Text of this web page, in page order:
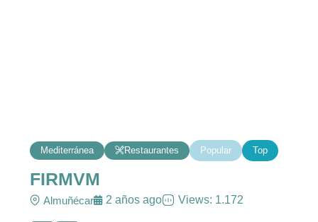
Mediterránea Restaurantes Popular Top
FIRMVM
Almuñécar 2 años ago Views: 1.172